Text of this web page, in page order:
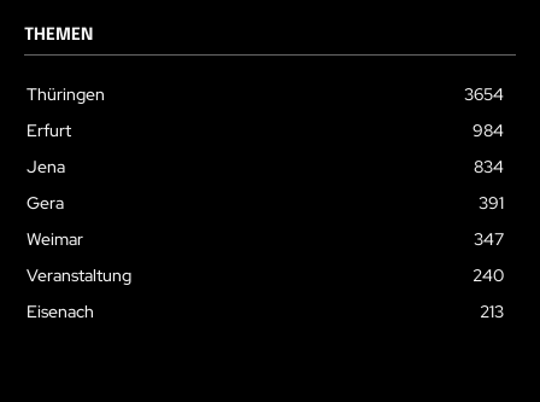
THEMEN
Thüringen
3654
Erfurt
984
Jena
834
Gera
391
Weimar
347
Veranstaltung
240
Eisenach
213